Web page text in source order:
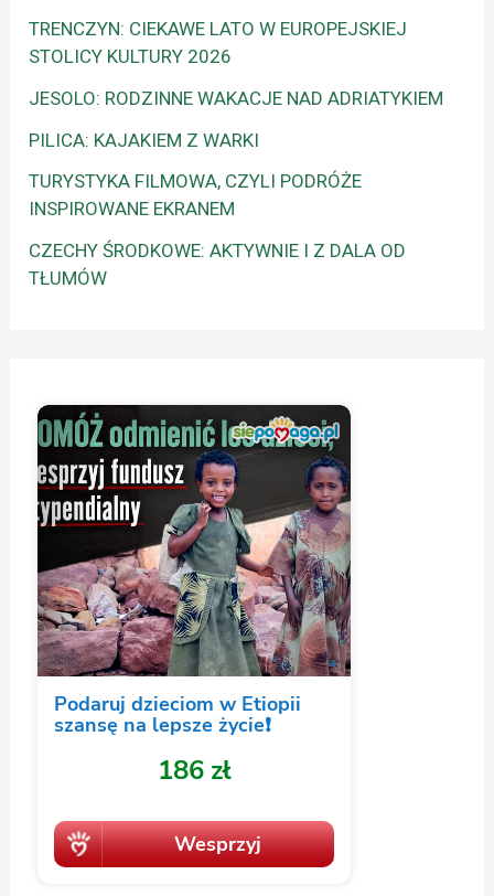
TRENCZYN: CIEKAWE LATO W EUROPEJSKIEJ
STOLICY KULTURY 2026
JESOLO: RODZINNE WAKACJE NAD ADRIATYKIEM
PILICA: KAJAKIEM Z WARKI
TURYSTYKA FILMOWA, CZYLI PODRÓŻE
INSPIROWANE EKRANEM
CZECHY ŚRODKOWE: AKTYWNIE I Z DALA OD
TŁUMÓW